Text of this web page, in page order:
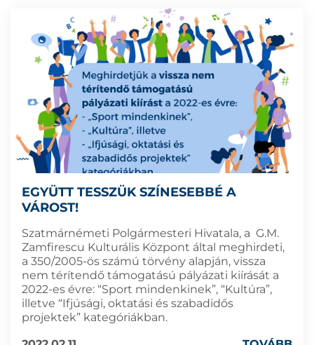
EGYÜTT TESSZÜK SZÍNESEBBÉ A
VÁROST!
Szatmárnémeti Polgármesteri Hivatala, a G.M.
Zamfirescu Kulturális Központ által meghirdeti,
a 350/2005-ös számú törvény alapján, vissza
nem térítendő támogatású pályázati kiírását a
2022-es évre: “Sport mindenkinek”, “Kultúra”,
illetve “Ifjúsági, oktatási és szabadidős
projektek” kategóriákban.